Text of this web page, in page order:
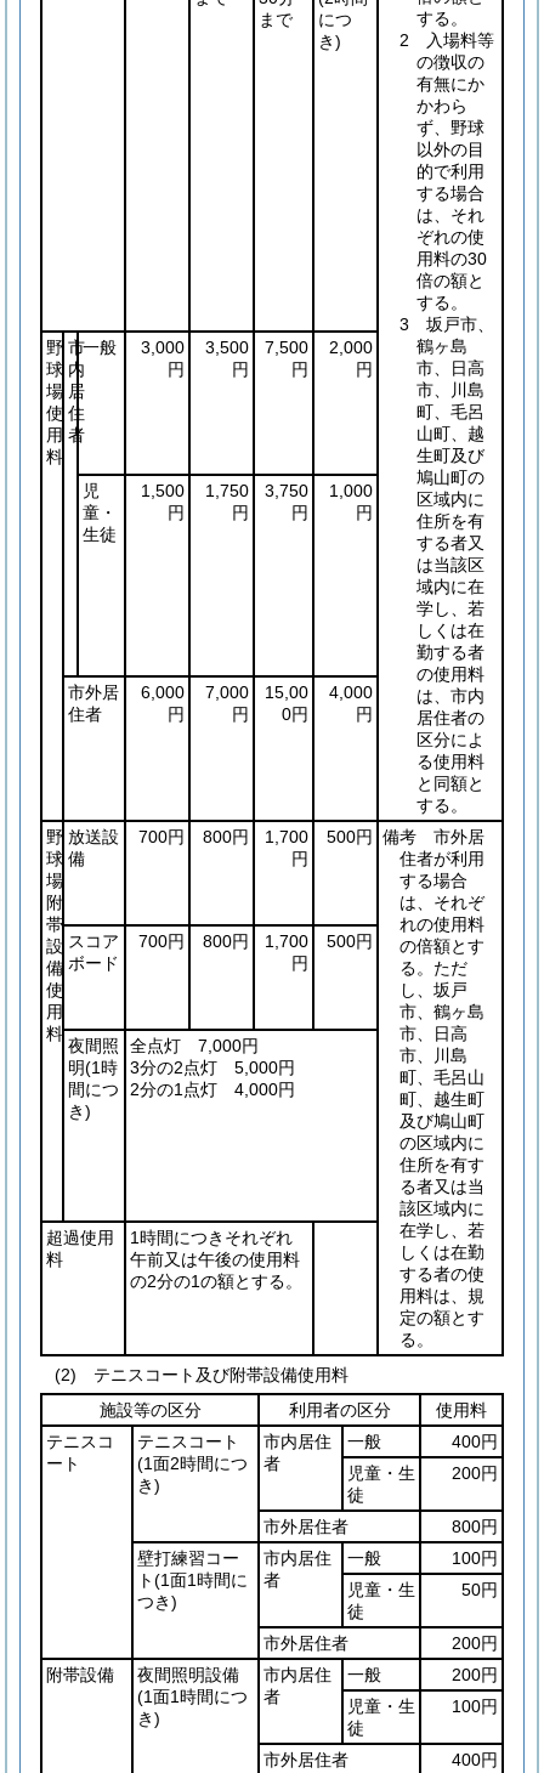
する。
2 入場料等
の徴収の
有無にか
かわら
ず、野球
以外の目
的で利用
する場合
は、それ
ぞれの使
用料の30
倍の額と
する。
3 坂戸市、
鶴ヶ島
市、日高
市、川島
町、毛呂
山町、越
生町及び
鳩山町の
区域内に
住所を有
する者又
は当該区
域内に在
学し、若
しくは在
勤する者
の使用料
は、市内
居住者の
区分によ
る使用料
と同額と
する。
まで
につ
き)
野
球
場
使
用
料
市
内
居
住
者
一般
3,000
円
3,500
円
7,500
円
2,000
円
児
童・
生徒
1,500
円
1,750
円
3,750
円
1,000
円
市外居
住者
6,000
円
7,000
円
15,00
0円
4,000
円
野
球
場
附
帯
設
備
使
用
料
放送設
備
700円 800円
1,700
円
500円
備考 市外居
住者が利用
する場合
は、それぞ
れの使用料
の倍額とす
る。ただ
し、坂戸
市、鶴ヶ島
市、日高
市、川島
町、毛呂山
町、越生町
及び鳩山町
の区域内に
住所を有す
る者又は当
該区域内に
在学し、若
しくは在勤
する者の使
用料は、規
定の額とす
る。
スコア
ボード
700円 800円
1,700
円
500円
夜間照
明(1時
間につ
き)
全点灯 7,000円
3分の2点灯 5,000円
2分の1点灯 4,000円
超過使用
料
1時間につきそれぞれ
午前又は午後の使用料
の2分の1の額とする。
(2) テニスコート及び附帯設備使用料
施設等の区分
利用者の区分
使用料
テニスコ
ート
テニスコート
(1面2時間につ
き)
市内居住
者
一般
400円
児童・生
徒
200円
市外居住者
800円
壁打練習コー
ト(1面1時間に
つき)
市内居住
者
一般
100円
児童・生
徒
50円
市外居住者
200円
附帯設備
夜間照明設備
(1面1時間につ
き)
市内居住
者
一般
200円
児童・生
徒
100円
市外居住者
400円